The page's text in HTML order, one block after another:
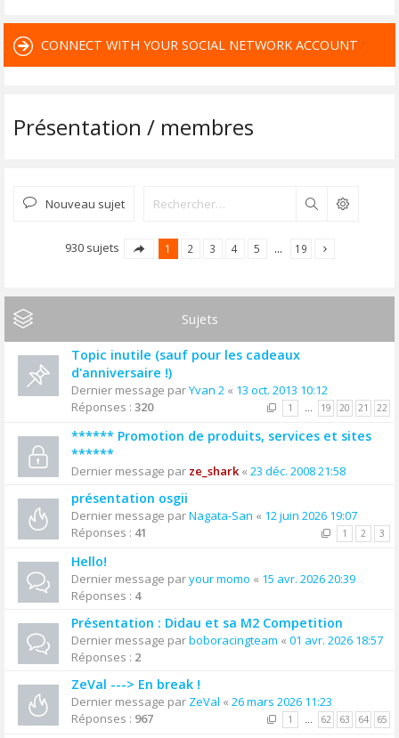
CONNECT WITH YOUR SOCIAL NETWORK ACCOUNT
Présentation / membres
Nouveau sujet Rechercher
930 sujets 1 2 3 4 5 … 19
Sujets
Topic inutile (sauf pour les cadeaux
d'anniversaire !)
Dernier message parYvan 2 « 13 oct. 2013 10:12
Réponses : 320 1 … 19 20 21 22
****** Promotion de produits, services et sites
******
Dernier message par ze_shark« 23 déc. 2008 21:58
présentation osgii
Dernier message parNagata-San « 12 juin 2026 19:07
Réponses : 41 1 2 3
Hello!
Dernier message paryour momo « 15 avr. 2026 20:39
Réponses : 4
Présentation : Didau et sa M2 Competition
Dernier message parboboracingteam « 01 avr. 2026 18:57
Réponses : 2
ZeVal ---> En break !
Dernier message par ZeVal « 26 mars 2026 11:23
Réponses : 967 1 … 62 63 64 65